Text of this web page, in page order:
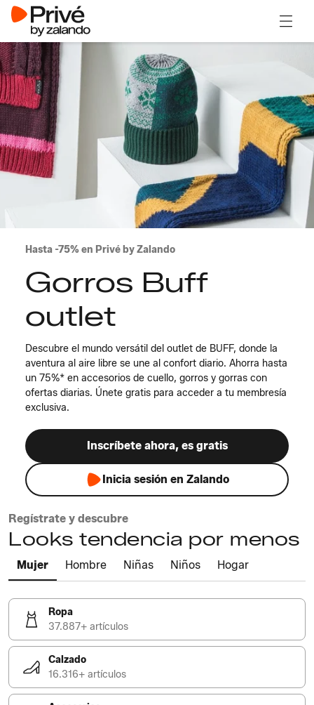
Hasta -75% en Privé by Zalando
Gorros Buff
outlet
Descubre el mundo versátil del outlet de BUFF, donde la
aventura al aire libre se une al confort diario. Ahorra hasta
un 75%* en accesorios de cuello, gorros y gorras con
ofertas diarias. Únete gratis para acceder a tu membresía
exclusiva.
Inscríbete ahora, es gratis
Inicia sesión en Zalando
Regístrate y descubre
Looks tendencia por menos
Mujer Hombre Niñas Niños Hogar
Ropa
37.887+ artículos
Calzado
16.316+ artículos